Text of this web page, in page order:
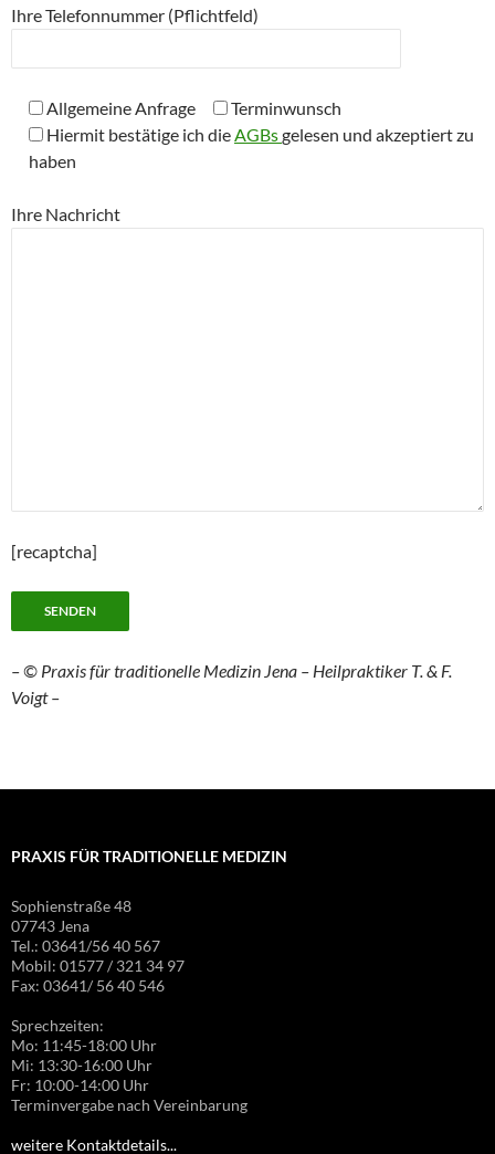
Ihre Telefonnummer (Pflichtfeld)
Allgemeine Anfrage
Terminwunsch
Hiermit bestätige ich dieAGBsgelesen und akzeptiert zu
haben
Ihre Nachricht
[recaptcha]
A
l
t
v
e
:
– © Praxis für traditionelle Medizin Jena – Heilpraktiker T. & F.
Voigt –
PRAXIS FÜR TRADITIONELLE MEDIZIN
Sophienstraße 48
07743 Jena
Tel.: 03641/56 40 567
Mobil: 01577 / 321 34 97
Fax: 03641/ 56 40 546
Sprechzeiten:
Mo: 11:45-18:00 Uhr
Mi: 13:30-16:00 Uhr
Fr: 10:00-14:00 Uhr
Terminvergabe nach Vereinbarung
weitere Kontaktdetails...